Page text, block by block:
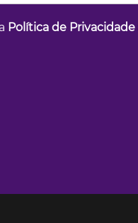
Política de Privacidade